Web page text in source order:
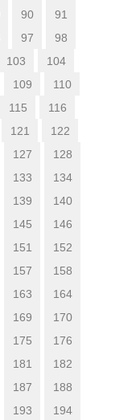
90
91
97
98
103
104
109
110
115
116
121
122
127
128
133
134
139
140
145
146
151
152
157
158
163
164
169
170
175
176
181
182
187
188
193
194